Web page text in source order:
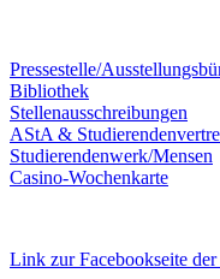
Pressestelle/
Bibliothek
Stellenausschreibungen
AStA &
Studierendenwerk/Mensen
Casino-Wochenkarte
Link zur Facebookseite